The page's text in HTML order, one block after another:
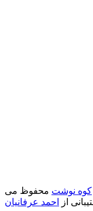
کوه نوشت محفوظ می
از
احمد عرفانیان